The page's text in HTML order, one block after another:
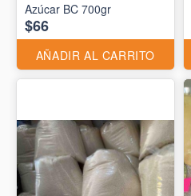
Azúcar BC 700gr
$66
AÑADIR AL CARRITO